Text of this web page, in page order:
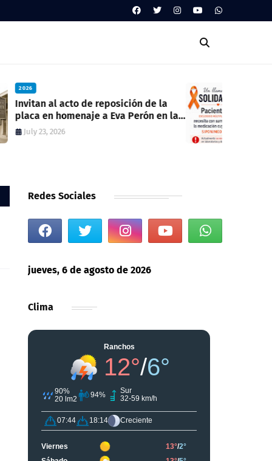
Llamado a la SOLIDARIDAD
July 23, 2026
Redes Sociales
jueves, 6 de agosto de 2026
Clima